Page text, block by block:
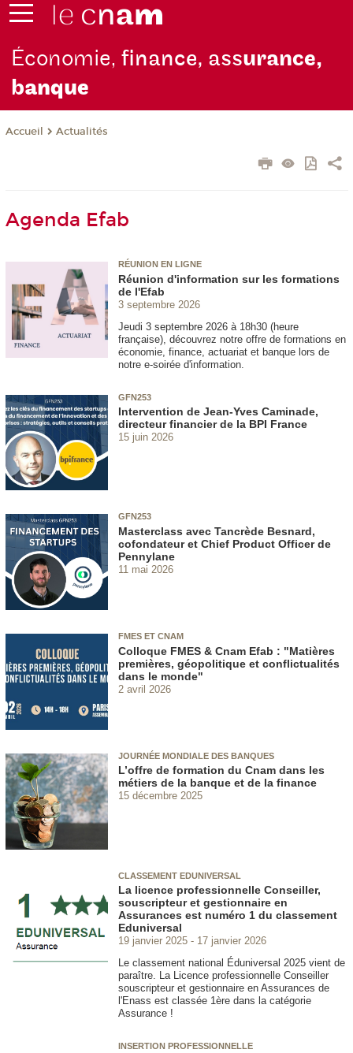
Économie,finance, assurance,
banque
Accueil Actualités
Agenda Efab
RÉUNION EN LIGNE
Réunion d'information sur les formations
de l'Efab
3 septembre 2026
Jeudi 3 septembre 2026 à 18h30 (heure
française), découvrez notre offre de formations en
économie, finance, actuariat et banque lors de
notre e-soirée d'information.
GFN253
Intervention de Jean-Yves Caminade,
directeur financier de la BPI France
15 juin 2026
GFN253
Masterclass avec Tancrède Besnard,
cofondateur et Chief Product Officer de
Pennylane
11 mai 2026
FMES ET CNAM
Colloque FMES & Cnam Efab : "Matières
premières, géopolitique et conflictualités
dans le monde"
2 avril 2026
JOURNÉE MONDIALE DES BANQUES
L’offre de formation du Cnam dans les
métiers de la banque et de la finance
15 décembre 2025
CLASSEMENT EDUNIVERSAL
La licence professionnelle Conseiller,
souscripteur et gestionnaire en
Assurances est numéro 1 du classement
Eduniversal
19 janvier 2025
17 janvier 2026
Le classement national Éduniversal 2025 vient de
paraître. La Licence professionnelle Conseiller
souscripteur et gestionnaire en Assurances de
l'Enass est classée 1ère dans la catégorie
Assurance !
INSERTION PROFESSIONNELLE